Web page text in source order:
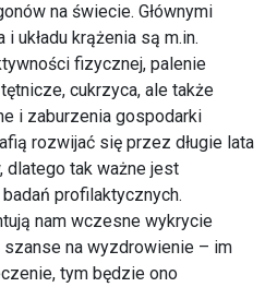
na świecie. Głównymi
układu krążenia są m.in.
fizycznej, palenie
cukrzyca, ale także
i zaburzenia gospodarki
rozwijać się przez długie lata
dlatego tak ważne jest
profilaktycznych.
nam wczesne wykrycie
szanse na wyzdrowienie – im
tym będzie ono